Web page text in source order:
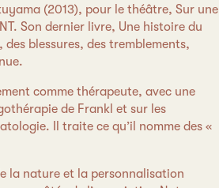
(2013), pour le théâtre, Sur une
Son dernier livre, Une histoire du
blessures, des tremblements,
comme thérapeute, avec une
de Frankl et sur les
Il traite ce qu’il nomme des «
la nature et la personnalisation